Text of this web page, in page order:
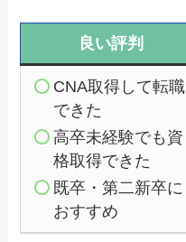
良い評判
CNA取得して転職
できた
高卒未経験でも資
格取得できた
既卒・第二新卒に
おすすめ